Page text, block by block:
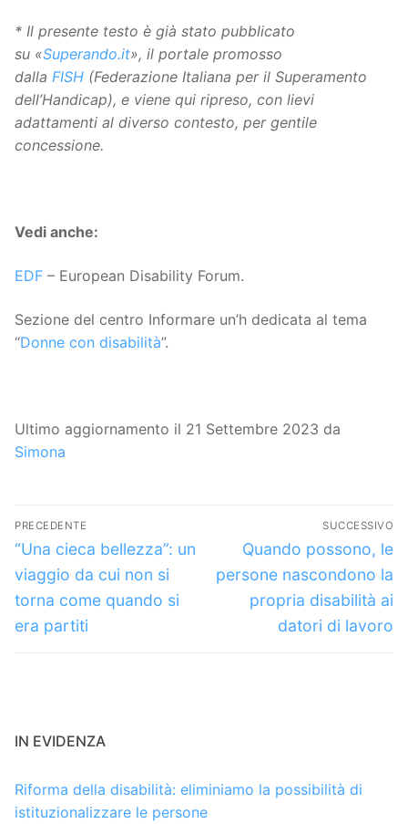
* Il presente testo è già stato pubblicato
su «Superando.it», il portale promosso
dalla FISH (Federazione Italiana per il Superamento
dell’Handicap), e viene qui ripreso, con lievi
adattamenti al diverso contesto, per gentile
concessione.
Vedi anche:
EDF – European Disability Forum.
Sezione del centro Informare un’h dedicata al tema
“Donne con disabilità”.
Ultimo aggiornamento il 21 Settembre 2023 da
Simona
Navigazione
articoli
PRECEDENTE
Articolo
precedente:
“Una cieca bellezza”: un
viaggio da cui non si
torna come quando si
era partiti
SUCCESSIVO
Articolo
successivo:
Quando possono, le
persone nascondono la
propria disabilità ai
datori di lavoro
IN EVIDENZA
Riforma della disabilità: eliminiamo la possibilità di
istituzionalizzare le persone